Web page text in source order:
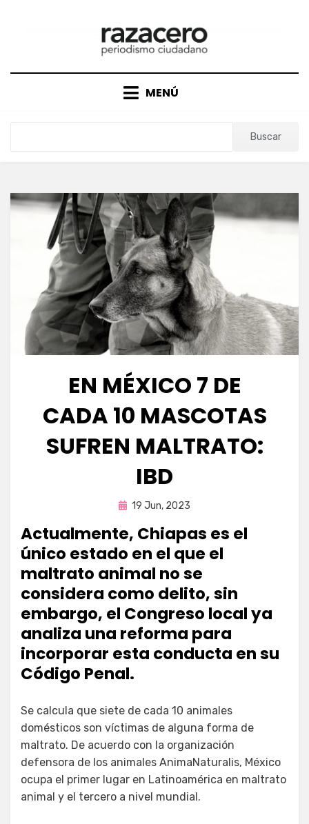
MENÚ
Buscar
EN MÉXICO 7 DE
CADA 10 MASCOTAS
SUFREN MALTRATO:
IBD
porFernando Miranda Servín
Publicada
19 Jun, 2023
Actualmente, Chiapas es el
único estado en el que el
maltrato animal no se
considera como delito, sin
embargo, el Congreso local ya
analiza una reforma para
incorporar esta conducta en su
Código Penal.
Se calcula que siete de cada 10 animales
domésticos son víctimas de alguna forma de
maltrato. De acuerdo con la organización
defensora de los animales AnimaNaturalis, México
ocupa el primer lugar en Latinoamérica en maltrato
animal y el tercero a nivel mundial.